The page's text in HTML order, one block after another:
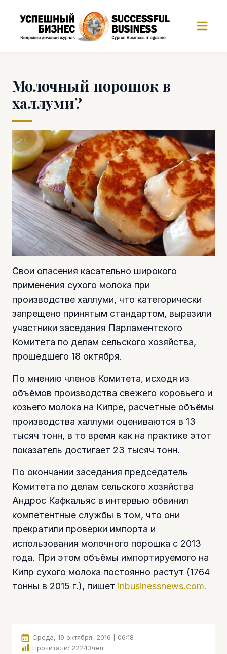
Молочный порошок в
халлуми?
Свои опасения касательно широкого
применения сухого молока при
производстве халлуми, что категорически
запрещено принятым стандартом, выразили
участники заседания Парламентского
Комитета по делам сельского хозяйства,
прошедшего 18 октября.
По мнению членов Комитета, исходя из
объёмов производства свежего коровьего и
козьего молока на Кипре, расчетные объёмы
производства халлуми оцениваются в 13
тысяч тонн, в то время как на практике этот
показатель достигает 23 тысяч тонн.
По окончании заседания председатель
Комитета по делам сельского хозяйства
Андрос Кафкальяс в интервью обвинил
компетентные службы в том, что они
прекратили проверки импорта и
использования молочного порошка с 2013
года. При этом объёмы импортируемого на
Кипр сухого молока постоянно растут (1764
тонны в 2015 г.), пишет inbusinessnews.com.
Среда, 19 октября, 2016 | 06:18
Прочитали: 22243чел.